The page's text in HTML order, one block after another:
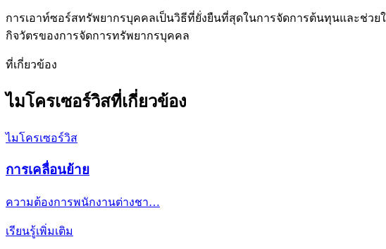
การเอาท์ซอร์สทรัพยากรบุคคลเป็นวิธีที่ยั่งยืนที่สุดในการจัดการต้นทุนและช่วย
กิจวัตรของการจัดการทรัพยากรบุคคล
ที่เกี่ยวข้อง
ไมโครเซอร์วิสที่เกี่ยวข้อง
ไมโครเซอร์วิส
การเคลื่อนย้าย
ความต้องการพนักงานต่างชา…
เรียนรู้เพิ่มเติม